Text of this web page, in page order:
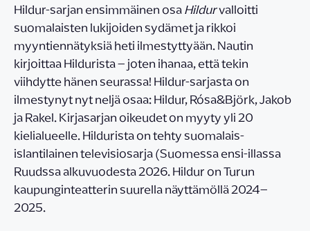
Hildur-sarjan ensimmäinen osaHildurvalloitti
suomalaisten lukijoiden sydämet ja rikkoi
myyntiennätyksiä heti ilmestyttyään. Nautin
kirjoittaa Hildurista – joten ihanaa, että tekin
viihdytte hänen seurassa! Hildur-sarjasta on
ilmestynyt nyt neljä osaa: Hildur, Rósa&Björk, Jakob
ja Rakel. Kirjasarjan oikeudet on myyty yli 20
kielialueelle. Hildurista on tehty suomalais-
islantilainen televisiosarja (Suomessa ensi-illassa
Ruudssa alkuvuodesta 2026. Hildur on Turun
kaupunginteatterin suurella näyttämöllä 2024–
2025.